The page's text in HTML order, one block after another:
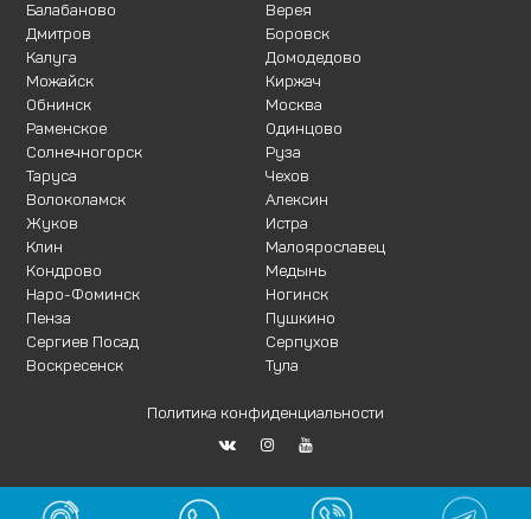
Балабаново
Дмитров
Калуга
Можайск
Обнинск
Раменское
Солнечногорск
Таруса
Верея
Боровск
Домодедово
Киржач
Москва
Одинцово
Руза
Чехов
Волоколамск
Жуков
Клин
Кондрово
Наро-Фоминск
Пенза
Сергиев Посад
Воскресенск
Алексин
Истра
Малоярославец
Медынь
Ногинск
Пушкино
Серпухов
Тула
Политика конфиденциальности